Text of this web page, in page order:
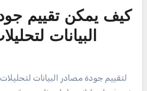
كيف يمكن تقييم
البيانات
لتقييم جودة مصادر البيانات